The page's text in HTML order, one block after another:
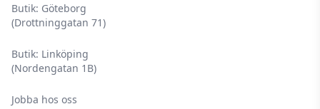
Butik: Göteborg
(Drottninggatan 71)
Butik: Linköping
(Nordengatan 1B)
Jobba hos oss